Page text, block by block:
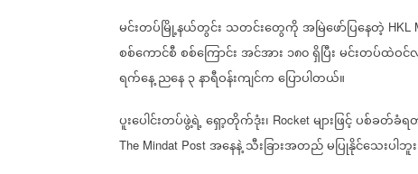
မင်းတပ်မြို့နယ်တွင်း သတင်းတွေကိုအမြဲဖော်ပြနေတဲ့ HKL
စစ်ကောင်စီစစ်ကြောင်းအင်အား ၁၈၀ရှိပြီးမင်းတပ်ထဲဝင်လ
ရက်နေ့ညနေ၃နာရီဝန်းကျင်ကပြောပါတယ်။
ပူးပေါင်းတပ်ဖွဲ့ရဲ့ရှော့တိုက်ဒုံး၊ Rocket များဖြင့်ပစ်ခတ်ခံရ
The Mindat Post အနေနဲ့သီးခြားအတည်မပြုနိုင်‌သေးပါဘူ